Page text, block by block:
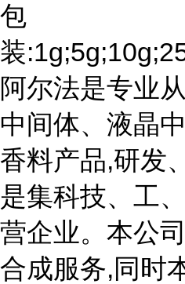
包
装
阿尔法是专业
中间体、液晶
香料产品,研发
是集科技、工
营企业。本公
合成服务,同时